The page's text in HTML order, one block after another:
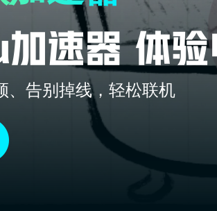
、告别掉线，轻松联机